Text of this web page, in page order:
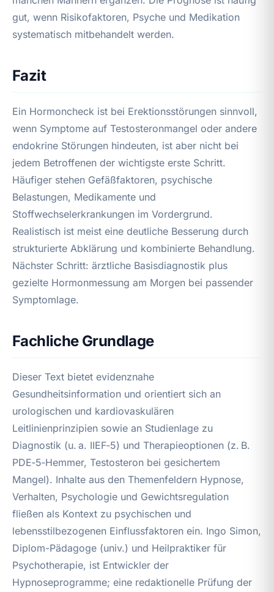
gut, wenn Risikofaktoren, Psyche und Medikation
systematisch mitbehandelt werden.
Fazit
Ein Hormoncheck ist bei Erektionsstörungen sinnvoll,
wenn Symptome auf Testosteronmangel oder andere
endokrine Störungen hindeuten, ist aber nicht bei
jedem Betroffenen der wichtigste erste Schritt.
Häufiger stehen Gefäßfaktoren, psychische
Belastungen, Medikamente und
Stoffwechselerkrankungen im Vordergrund.
Realistisch ist meist eine deutliche Besserung durch
strukturierte Abklärung und kombinierte Behandlung.
Nächster Schritt: ärztliche Basisdiagnostik plus
gezielte Hormonmessung am Morgen bei passender
Symptomlage.
Fachliche Grundlage
Dieser Text bietet evidenznahe
Gesundheitsinformation und orientiert sich an
urologischen und kardiovaskulären
Leitlinienprinzipien sowie an Studienlage zu
Diagnostik (u. a. IIEF‑5) und Therapieoptionen (z. B.
PDE‑5‑Hemmer, Testosteron bei gesichertem
Mangel). Inhalte aus den Themenfeldern Hypnose,
Verhalten, Psychologie und Gewichtsregulation
fließen als Kontext zu psychischen und
lebensstilbezogenen Einflussfaktoren ein. Ingo Simon,
Diplom-Pädagoge (univ.) und Heilpraktiker für
Psychotherapie, ist Entwickler der
Hypnoseprogramme; eine redaktionelle Prüfung der